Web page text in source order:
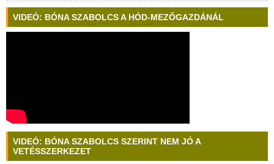
VIDEÓ: BÓNA SZABOLCS A HÓD-MEZŐGAZDÁNÁL
VIDEÓ: BÓNA SZABOLCS SZERINT NEM JÓ A
VETÉSSZERKEZET